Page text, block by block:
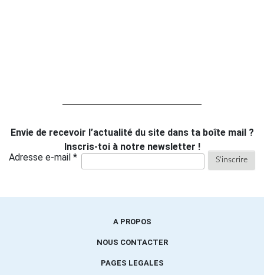
Envie de recevoir l’actualité du site dans ta boîte mail ?
Inscris-toi à notre newsletter !
Adresse e-mail *
A PROPOS
NOUS CONTACTER
PAGES LEGALES